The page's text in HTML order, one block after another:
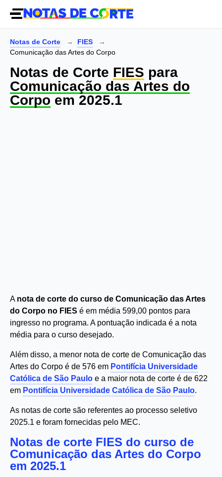
Notas de Corte
FIES
Comunicação das Artes do Corpo
Notas de Corte FIES para
Comunicação das Artes do
Corpo em 2025.1
A nota de corte do curso de Comunicação das Artes
do Corpo no FIES é em média 599,00 pontos para
ingresso no programa. A pontuação indicada é a nota
média para o curso desejado.
Além disso, a menor nota de corte de Comunicação das
Artes do Corpo é de 576 em Pontifícia Universidade
Católica de São Paulo e a maior nota de corte é de 622
em Pontifícia Universidade Católica de São Paulo.
As notas de corte são referentes ao processo seletivo
2025.1 e foram fornecidas pelo MEC.
Notas de corte FIES do curso de
Comunicação das Artes do Corpo
em 2025.1